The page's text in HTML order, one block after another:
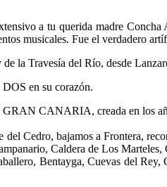
a tu querida madre
musicales. Fue el verdadero
la Travesía del Río, desde
en su corazón.
CANARIA, creada en los
Cedro, bajamos a Frontera,
Caldera de Los
Bentayga, Cuevas del